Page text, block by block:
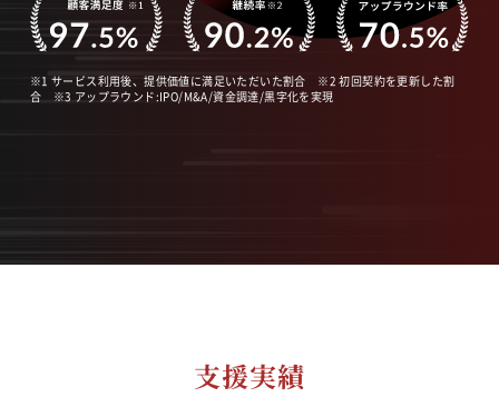
※1 サービス利用後、提供価値に満足いただいた割合 ※2 初回契約を更新した割
合 ※3 アップラウンド:IPO/M&A/資金調達/黒字化を実現
支援実績